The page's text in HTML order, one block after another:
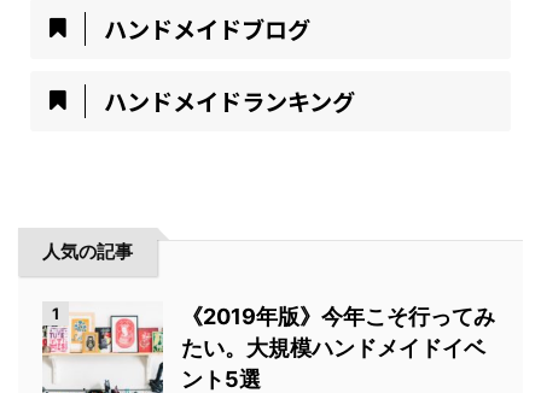
ハンドメイドブログ
ハンドメイドランキング
人気の記事
1
《2019年版》今年こそ行ってみ
たい。大規模ハンドメイドイベ
ント5選